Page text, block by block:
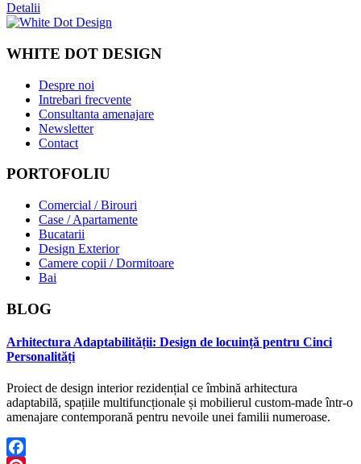
Detalii
WHITE DOT DESIGN
Despre noi
Intrebari frecvente
Consultanta amenajare
Newsletter
Contact
PORTOFOLIU
Comercial / Birouri
Case / Apartamente
Bucatarii
Design Exterior
Camere copii / Dormitoare
Bai
BLOG
Arhitectura Adaptabilității: Design de locuință pentru Cinci
Personalități
Proiect de design interior rezidențial ce îmbină arhitectura
adaptabilă, spațiile multifuncționale și mobilierul custom-made într-o
amenajare contemporană pentru nevoile unei familii numeroase.